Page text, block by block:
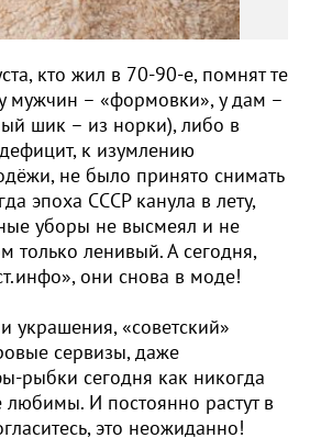
кто жил в 70-90-е, помнят те
мужчин – «формовки», у дам –
шик – из норки), либо в
к изумлению
не было принято снимать
эпоха СССР канула в лету,
уборы не высмеял и не
только ленивый. А сегодня,
они снова в моде!
украшения, «советский»
сервизы, даже
рыбки сегодня как никогда
И постоянно растут в
это неожиданно!